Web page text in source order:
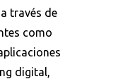
través de
como
digital,